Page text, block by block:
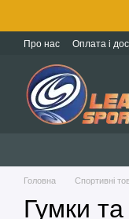
Про нас Оплата і
Головна Спортивні
Гумки